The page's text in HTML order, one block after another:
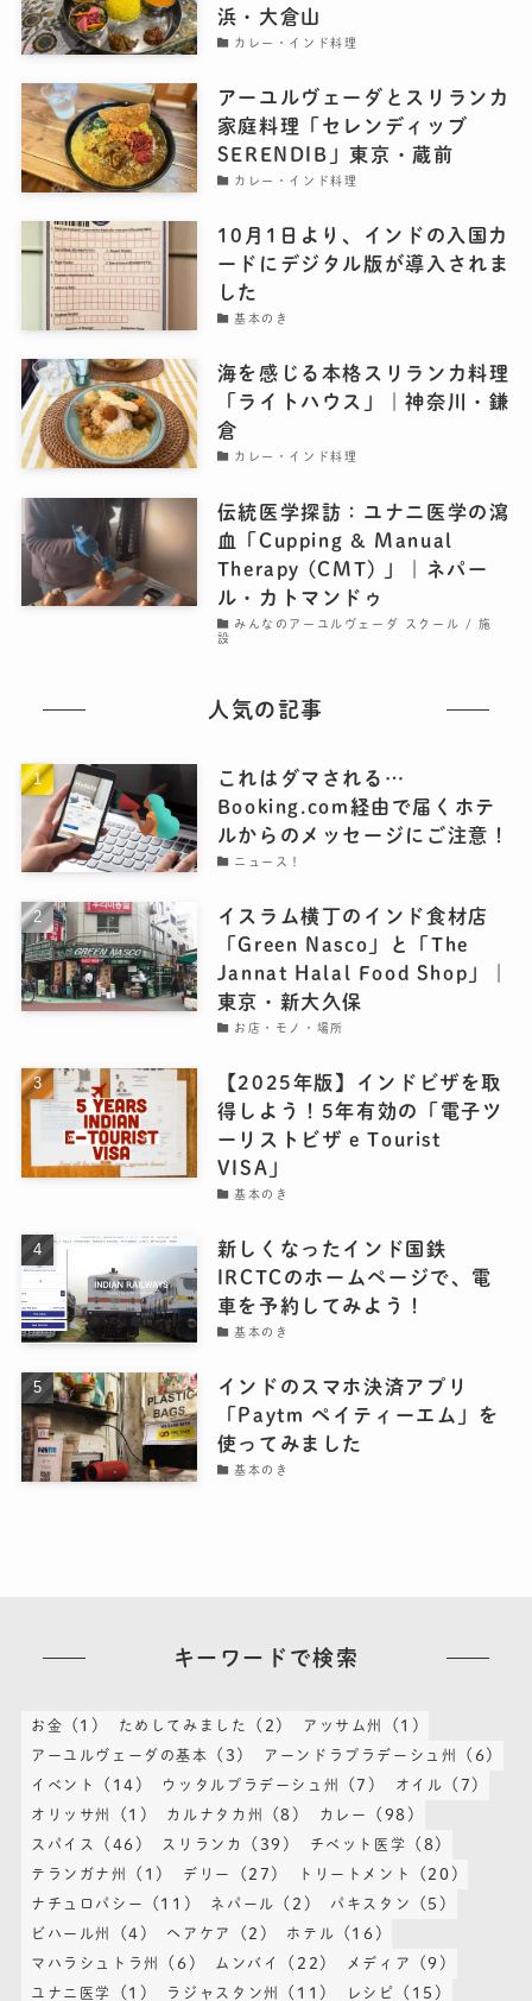
浜・大倉山
カレー・インド料理
アーユルヴェーダとスリランカ
家庭料理「セレンディッブ
SERENDIB」東京・蔵前
カレー・インド料理
10月1日より、インドの入国カ
ードにデジタル版が導入されま
した
基本のき
海を感じる本格スリランカ料理
「ライトハウス」｜神奈川・鎌
倉
カレー・インド料理
伝統医学探訪：ユナニ医学の瀉
血「Cupping & Manual
Therapy (CMT) 」｜ネパー
ル・カトマンドゥ
みんなのアーユルヴェーダ スクール / 施
設
人気の記事
これはダマされる…
Booking.com経由で届くホテ
ルからのメッセージにご注意！
ニュース！
イスラム横丁のインド食材店
「Green Nasco」と「The
Jannat Halal Food Shop」｜
東京・新大久保
お店・モノ・場所
【2025年版】インドビザを取
得しよう！5年有効の「電子ツ
ーリストビザ e Tourist
VISA」
基本のき
新しくなったインド国鉄
IRCTCのホームページで、電
車を予約してみよう！
基本のき
インドのスマホ決済アプリ
「Paytm ペイティーエム」を
使ってみました
基本のき
キーワードで検索
お金 (1) ためしてみました (2) アッサム州 (1)
アーユルヴェーダの基本 (3) アーンドラプラデーシュ州 (6)
イベント (14) ウッタルプラデーシュ州 (7) オイル (7)
オリッサ州 (1) カルナタカ州 (8) カレー (98)
スパイス (46) スリランカ (39) チベット医学 (8)
テランガナ州 (1) デリー (27) トリートメント (20)
ナチュロパシー (11) ネパール (2) パキスタン (5)
ビハール州 (4) ヘアケア (2) ホテル (16)
マハラシュトラ州 (6) ムンバイ (22) メディア (9)
ユナニ医学 (1) ラジャスタン州 (11) レシピ (15)